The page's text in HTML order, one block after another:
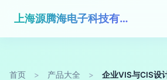
上海源腾海电子科技有限公司
首页 > 产品大全 >
企业VIS与CIS设